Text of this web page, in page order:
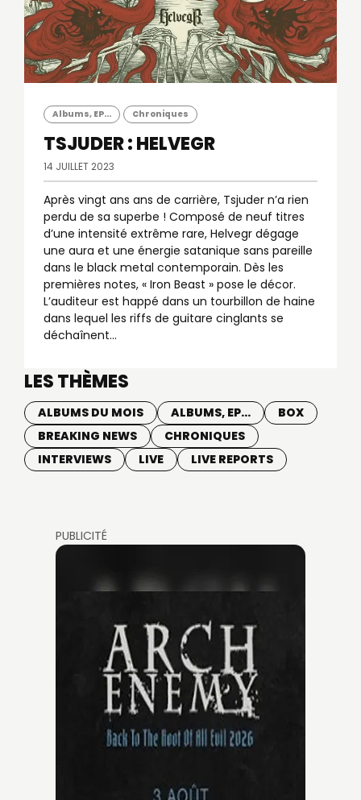
Albums, EP... Chroniques
TSJUDER : HELVEGR
14 JUILLET 2023
Après vingt ans ans de carrière, Tsjuder n’a rien
perdu de sa superbe ! Composé de neuf titres
d’une intensité extrême rare, Helvegr dégage
une aura et une énergie satanique sans pareille
dans le black metal contemporain. Dès les
premières notes, « Iron Beast » pose le décor.
L’auditeur est happé dans un tourbillon de haine
dans lequel les riffs de guitare cinglants se
déchaînent...
LES THÈMES
ALBUMS DU MOIS ALBUMS, EP...
BOX
BREAKING NEWS
CHRONIQUES
INTERVIEWS
LIVE LIVE REPORTS
PUBLICITÉ